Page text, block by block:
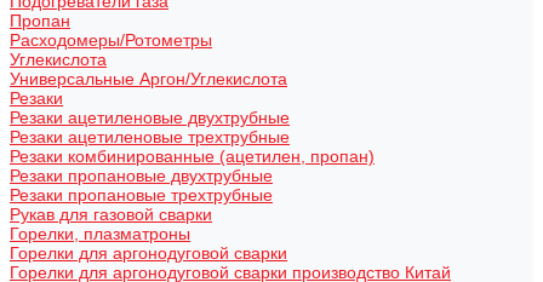
Пропан
Расходомеры/Ротометры
Углекислота
Универсальные Аргон/Углекислота
Резаки
Резаки ацетиленовые двухтрубные
Резаки ацетиленовые трехтрубные
Резаки комбинированные (ацетилен, пропан)
Резаки пропановые двухтрубные
Резаки пропановые трехтрубные
Рукав для газовой сварки
Горелки, плазматроны
Горелки для аргонодуговой сварки
Горелки для аргонодуговой сварки производство Китай